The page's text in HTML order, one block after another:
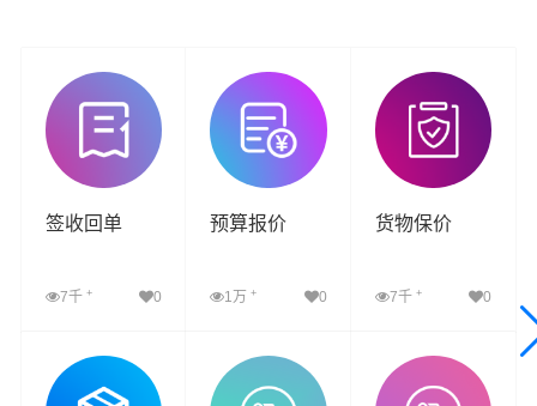
签收回单
7千 + 0
查看详细
预算报价
1万+ 0
查看详细
货物保价
7千 + 0
查看详细